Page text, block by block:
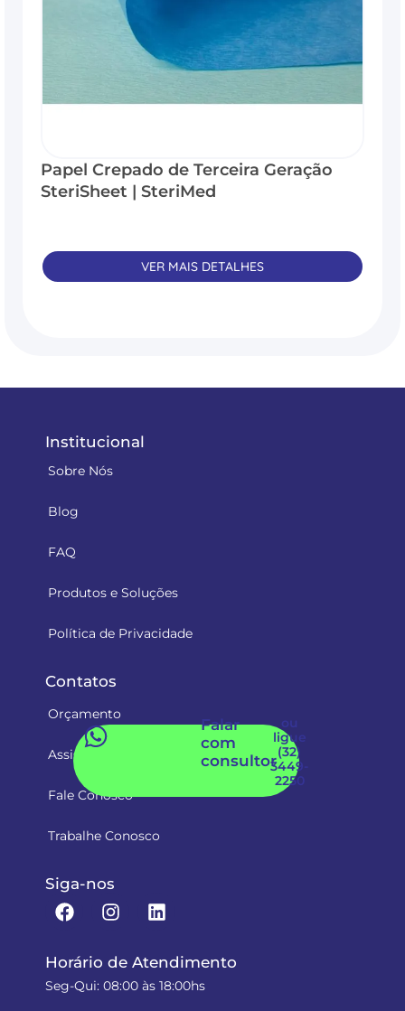
Papel Crepado de Terceira Geração
SteriSheet | SteriMed
VER MAIS DETALHES
Institucional
Sobre Nós
Blog
FAQ
Produtos e Soluções
Política de Privacidade
Contatos
Orçamento
Assistência Técnica
Fale Conosco
Trabalhe Conosco
Falar
com
consultor
ou
ligue
(32)
3449-
2250
Siga-nos
Horário de Atendimento
Seg-Qui: 08:00 às 18:00hs